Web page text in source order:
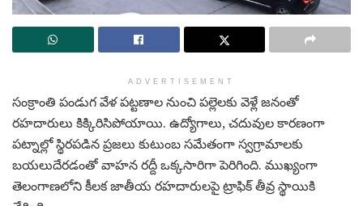
ADVERTISEMENT
సంక్రాంతి పండుగ వేళ పట్టణాల నుంచి పల్లెలకు వెళ్లే జనంతో
రహదారులు కిక్కిరిసిపోయాయి. ఉద్యోగాలు, చదువుల కారణంగా
పట్నాల్లో స్థిరపడిన ప్రజలు కుటుంబ సమేతంగా స్వగ్రామాలకు
బయలుదేరడంతో వాహన రద్దీ ఒక్కసారిగా పెరిగింది. ముఖ్యంగా
తెలంగాణలోని కీలక జాతీయ రహదారులపై ట్రాఫిక్ తీవ్ర స్థాయికి